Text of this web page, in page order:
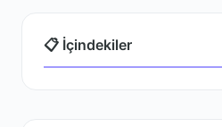
📋 İçindekiler